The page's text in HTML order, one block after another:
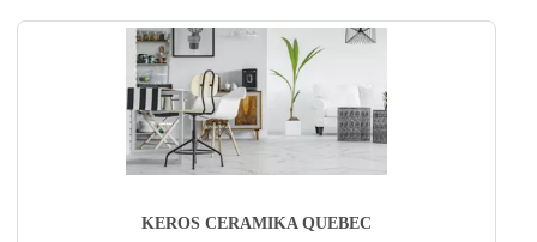
KEROS CERAMIKA QUEBEC